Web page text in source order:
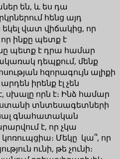
են, և ես դա
հենց այդ
վատ վիճակից, որ
ինքը պետք է
պետք է դրա համար
դեպքում, մենք
հզորագույն ալիքի
իրենք էլ չեն
սխալը որն է։ Ինձ համար
տնտեսագետների
գնահատական
է, որ չկա
Մեկը կա՞, որ
ունի, թե չունի։